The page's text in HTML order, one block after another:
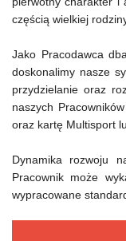
częścią wielkiej rodziny
Jako Pracodawca
doskonalimy nasze
przydzielanie oraz
naszych
oraz kartę Multisport
Dynamika rozwoju
Pracownik może
wypracowane